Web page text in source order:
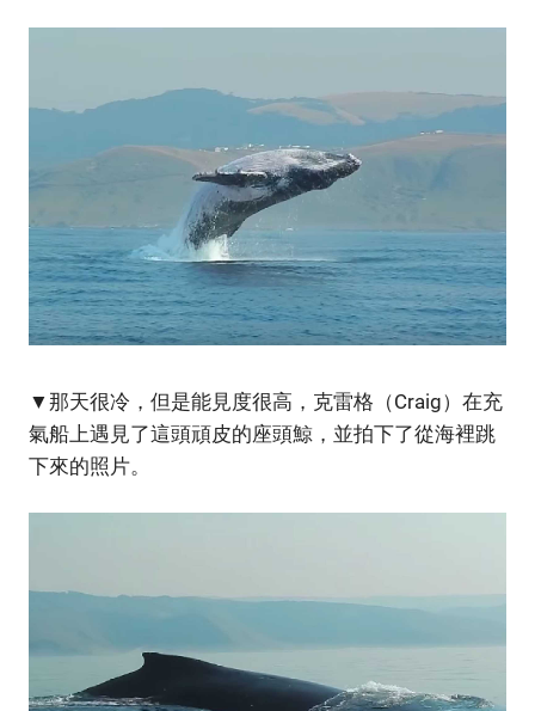
▼那天很冷，但是能見度很高，克雷格（Craig）在充
氣船上遇見了這頭頑皮的座頭鯨，並拍下了從海裡跳
下來的照片。